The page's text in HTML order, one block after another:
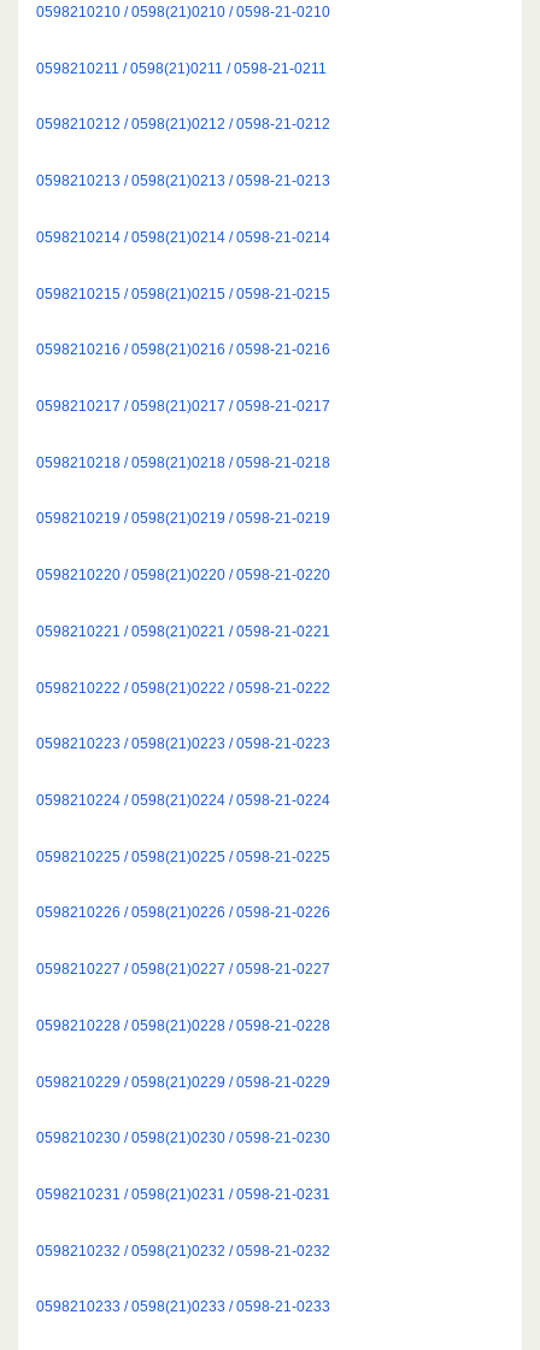
0598210210 / 0598(21)0210 / 0598-21-0210
0598210211 / 0598(21)0211 / 0598-21-0211
0598210212 / 0598(21)0212 / 0598-21-0212
0598210213 / 0598(21)0213 / 0598-21-0213
0598210214 / 0598(21)0214 / 0598-21-0214
0598210215 / 0598(21)0215 / 0598-21-0215
0598210216 / 0598(21)0216 / 0598-21-0216
0598210217 / 0598(21)0217 / 0598-21-0217
0598210218 / 0598(21)0218 / 0598-21-0218
0598210219 / 0598(21)0219 / 0598-21-0219
0598210220 / 0598(21)0220 / 0598-21-0220
0598210221 / 0598(21)0221 / 0598-21-0221
0598210222 / 0598(21)0222 / 0598-21-0222
0598210223 / 0598(21)0223 / 0598-21-0223
0598210224 / 0598(21)0224 / 0598-21-0224
0598210225 / 0598(21)0225 / 0598-21-0225
0598210226 / 0598(21)0226 / 0598-21-0226
0598210227 / 0598(21)0227 / 0598-21-0227
0598210228 / 0598(21)0228 / 0598-21-0228
0598210229 / 0598(21)0229 / 0598-21-0229
0598210230 / 0598(21)0230 / 0598-21-0230
0598210231 / 0598(21)0231 / 0598-21-0231
0598210232 / 0598(21)0232 / 0598-21-0232
0598210233 / 0598(21)0233 / 0598-21-0233